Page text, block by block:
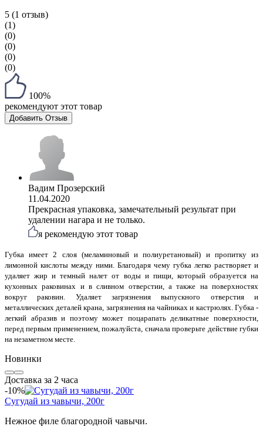
5 (1 отзыв)
(1)
(0)
(0)
(0)
(0)
100%
рекомендуют этот товар
Добавить Отзыв
Вадим Прозерский
11.04.2020
Прекрасная упаковка, замечательный результат при
удалении нагара и не только.
я рекомендую этот товар
Губка имеет 2 слоя (меламиновый и полиуретановый) и пропитку из
лимонной кислоты между ними. Благодаря чему губка легко растворяет и
удаляет жир и темный налет от воды и пищи, который образуется на
кухонных раковинах и в сливном отверстии, а также на поверхностях
вокруг раковин. Удаляет загрязнения выпускного отверстия и
металлических деталей крана, загрязнения на чайниках и кастрюлях. Губка -
легкий абразив и поэтому может поцарапать деликатные поверхности,
перед первым применением, пожалуйста, сначала проверьте действие губки
на незаметном месте.
Новинки
Доставка за 2 часа
-10%
Сугудай из чавычи, 200г
Нежное филе благородной чавычи.